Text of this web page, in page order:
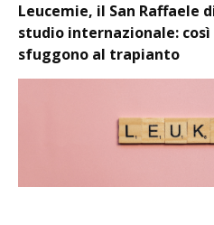
Leucemie, il San Raffaele
studio internazionale:
sfuggono al trapianto